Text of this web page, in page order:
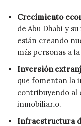
Crecimiento
de Abu Dhabi y
están creando
más personas a
Inversión
que fomentan la
contribuyendo al
inmobiliario.
Infraestructura